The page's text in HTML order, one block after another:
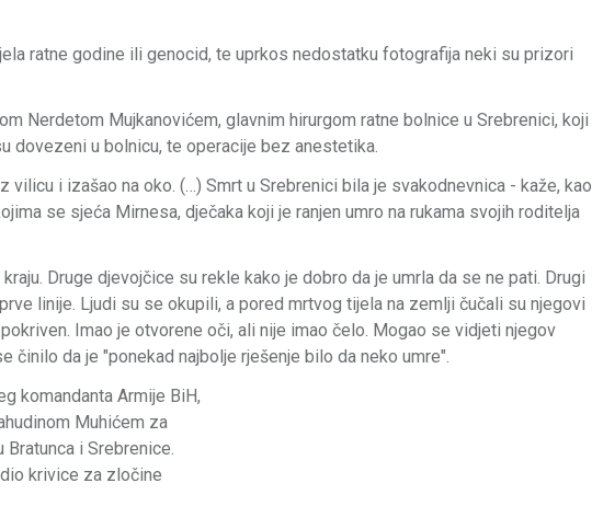
ratne godine ili genocid, te uprkos nedostatku fotografija neki su prizori
Nerdetom Mujkanovićem, glavnim hirurgom ratne bolnice u Srebrenici, koji
dovezeni u bolnicu, te operacije bez anestetika.
i izašao na oko. (…) Smrt u Srebrenici bila je svakodnevnica - kaže, kao
se sjeća Mirnesa, dječaka koji je ranjen umro na rukama svojih roditelja
Druge djevojčice su rekle kako je dobro da je umrla da se ne pati. Drugi
linije. Ljudi su se okupili, a pored mrtvog tijela na zemlji čučali su njegovi
Imao je otvorene oči, ali nije imao čelo. Mogao se vidjeti njegov
činilo da je "ponekad najbolje rješenje bilo da neko umre".
komandanta Armije BiH,
Muhićem za
i Srebrenice.
krivice za zločine